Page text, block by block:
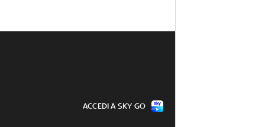
ACCEDI A SKY GO